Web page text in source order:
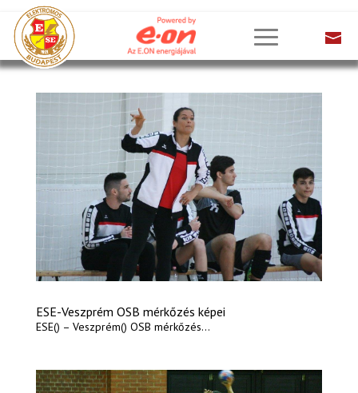
ESE-Veszprém OSB mérkőzés képei
ESE() – Veszprém() OSB mérkőzés...